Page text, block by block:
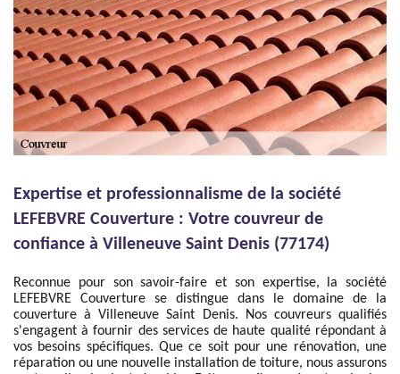
Expertise et professionnalisme de la société
LEFEBVRE Couverture : Votre couvreur de
confiance à Villeneuve Saint Denis (77174)
Reconnue pour son savoir-faire et son expertise, la société
LEFEBVRE Couverture se distingue dans le domaine de la
couverture à Villeneuve Saint Denis. Nos couvreurs qualifiés
s'engagent à fournir des services de haute qualité répondant à
vos besoins spécifiques. Que ce soit pour une rénovation, une
réparation ou une nouvelle installation de toiture, nous assurons